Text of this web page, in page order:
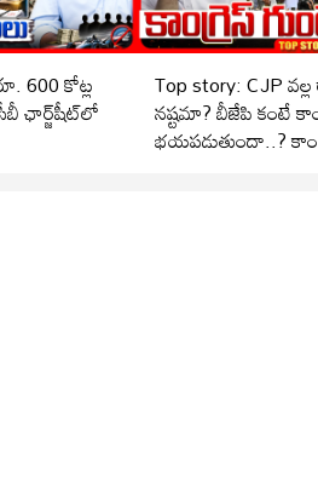
600 కోట్ల
ఛార్జ్‌షీట్‌లో
Top story: CJP
నష్టమా? బీజేపి కంటే
భయపడుతుందా..?